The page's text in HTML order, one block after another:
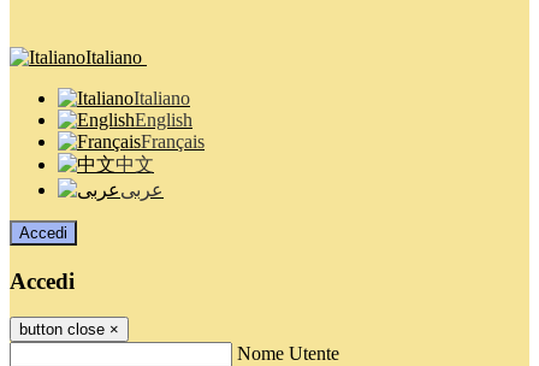
Italiano
Italiano
English
Français
中文
عربى
Accedi
Accedi
button close ×
Nome Utente